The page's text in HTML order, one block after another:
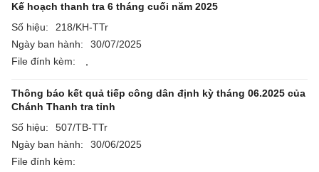
Kế hoạch thanh tra 6 tháng cuối năm 2025
Số hiệu:
218/KH-TTr
Ngày ban hành:
30/07/2025
File đính kèm:
Thông báo kết quả tiếp công dân định kỳ tháng 06.2025 của
Chánh Thanh tra tỉnh
Số hiệu:
507/TB-TTr
Ngày ban hành:
30/06/2025
File đính kèm: